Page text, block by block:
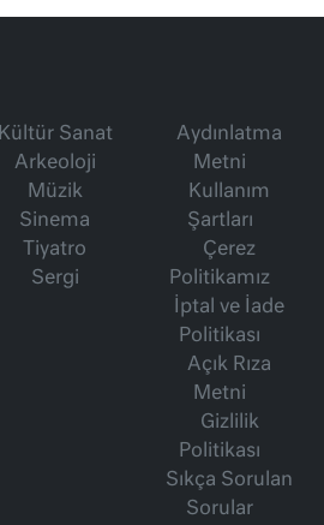
Kültür Sanat
Arkeoloji
Müzik
Sinema
Tiyatro
Sergi
Aydınlatma
Metni
Kullanım
Şartları
Çerez
Politikamız
İptal ve İade
Politikası
Açık Rıza
Metni
Gizlilik
Politikası
Sıkça Sorulan
Sorular